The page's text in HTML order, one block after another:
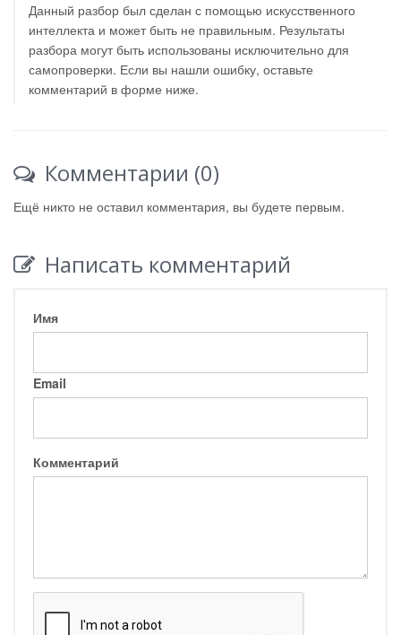
Данный разбор был сделан с помощью искусственного
интеллекта и может быть не правильным. Результаты
разбора могут быть использованы исключительно для
самопроверки. Если вы нашли ошибку, оставьте
комментарий в форме ниже.
Комментарии (0)
Ещё никто не оставил комментария, вы будете первым.
Написать комментарий
Имя
Email
Комментарий